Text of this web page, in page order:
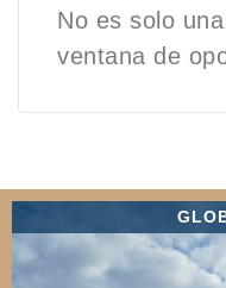
No es solo
ventana de